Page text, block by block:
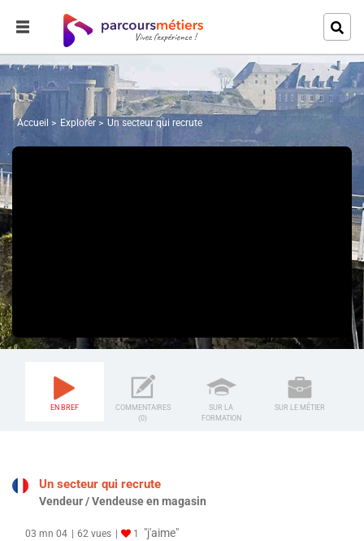
Accueil Explorer Un secteur qui recrute
EN BREF
COMMENTAIRES
(0)
SUR LA
FORMATION
SUR LE MÉTIER
Un secteur qui recrute
Vendeur / Vendeuse en magasin
03 mn 04 62 vues 1 "j'aime"